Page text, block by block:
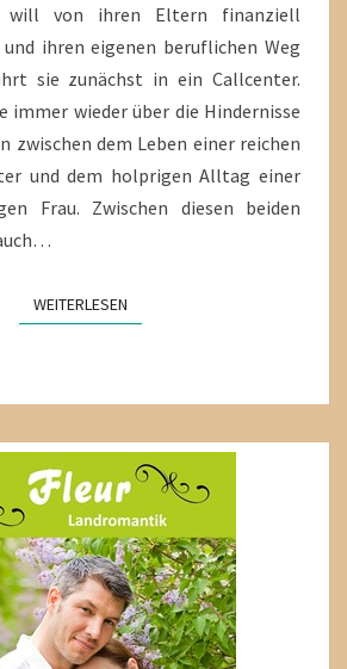
will von ihren Eltern finanziell
ihren eigenen beruflichen Weg
sie zunächst in ein Callcenter.
immer wieder über die Hindernisse
zwischen dem Leben einer reichen
und dem holprigen Alltag einer
Frau. Zwischen diesen beiden
WEITERLESENWEITERLESEN